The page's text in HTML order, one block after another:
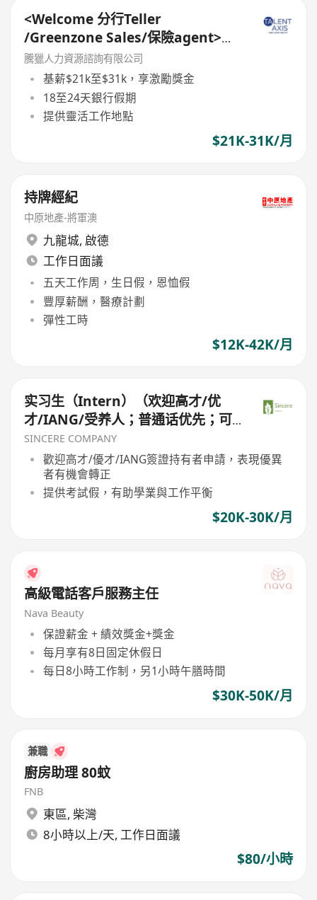
<Welcome 分行Teller
/Greenzone Sales/保險agent>
General Banking Manager
騰獵人力資源諮詢有限公司
基薪$21k至$31k，享激勵獎金
18至24天銀行假期
提供靈活工作地點
$21K-31K/月
持牌經紀
中原地產-將軍澳
九龍城, 啟德
工作日面議
五天工作周，生日假，恩恤假
豐厚薪酬，醫療計劃
彈性工時
$12K-42K/月
实习生（Intern）（欢迎高才/优
才/IANG/受养人；普通话优先；可
转正/续签）
SINCERE COMPANY
歡迎高才/優才/IANG簽證持有者申請，表現優異
者有機會轉正
提供考試假，有助學業與工作平衡
$20K-30K/月
高級電話客戶服務主任
Nava Beauty
保證薪金 + 績效獎金+獎金
每月享有8日固定休假日
每日8小時工作制，另1小時午膳時間
$30K-50K/月
兼職
廚房助理 80蚊
FNB
東區, 柴灣
8小時以上/天, 工作日面議
$80/小時